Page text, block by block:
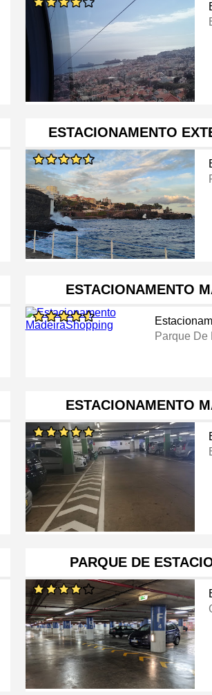
ESTACIONAMENTO
ESTACIONAMENTO
Parque De
ESTACIONAMENTO
PARQUE DE